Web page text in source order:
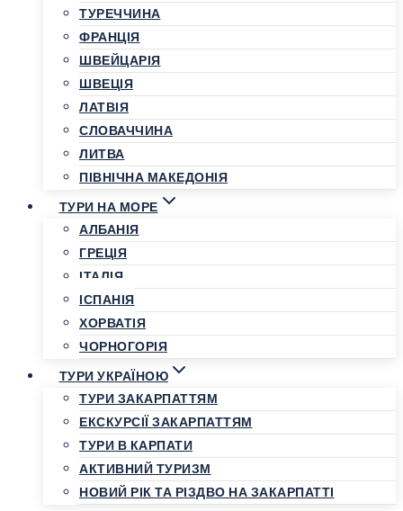
ТУРЕЧЧИНА
ФРАНЦІЯ
ШВЕЙЦАРІЯ
ШВЕЦІЯ
ЛАТВІЯ
СЛОВАЧЧИНА
ЛИТВА
ПІВНІЧНА МАКЕДОНІЯ
ТУРИ НА МОРЕ
АЛБАНІЯ
ГРЕЦІЯ
ІТАЛІЯ
ІСПАНІЯ
ХОРВАТІЯ
ЧОРНОГОРІЯ
ТУРИ УКРАЇНОЮ
ТУРИ ЗАКАРПАТТЯМ
ЕКСКУРСІЇ ЗАКАРПАТТЯМ
ТУРИ В КАРПАТИ
АКТИВНИЙ ТУРИЗМ
НОВИЙ РІК ТА РІЗДВО НА ЗАКАРПАТТІ